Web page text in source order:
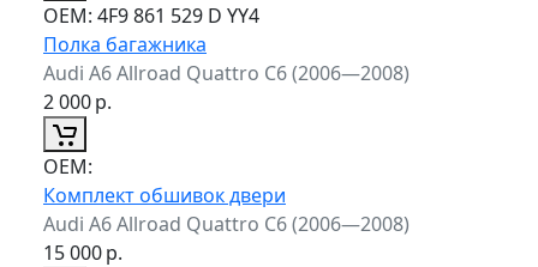
ОЕМ: 4F9 861 529 D YY4
Полка багажника
Audi A6 Allroad Quattro C6 (2006—2008)
2 000р.
ОЕМ:
Комплект обшивок двери
Audi A6 Allroad Quattro C6 (2006—2008)
15 000р.